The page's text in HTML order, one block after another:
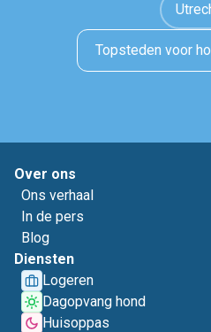
Topsteden voor
Over ons
Ons verhaal
In de pers
Blog
Diensten
Logeren
Dagopvang hond
Huisoppas